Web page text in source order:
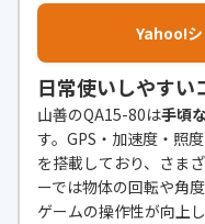
Yahoo!
日常使いしやすい
山善のQA15-80は手頃
す。GPS・加速度・照
を搭載しており、さま
ーでは物体の回転や角
ゲームの操作性が向上し